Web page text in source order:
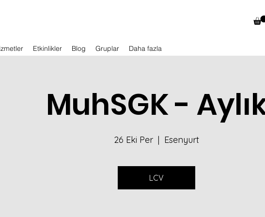
Etkinlikler Blog Gruplar Daha fazla
MuhSGK -
26 Eki Per
  |
Esenyurt
LCV